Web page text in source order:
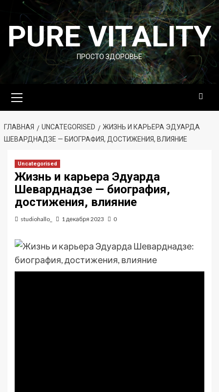
Перейти
содержимому
PURE VITALITY
ПРОСТО ЗДОРОВЬЕ
меню
ГЛАВНАЯ UNCATEGORISED
ЖИЗНЬ И КАРЬЕРА ЭДУАРДА
ШЕВАРДНАДЗЕ — БИОГРАФИЯ, ДОСТИЖЕНИЯ, ВЛИЯНИЕ
Uncategorised
Жизнь и карьера Эдуарда
Шеварднадзе — биография,
достижения, влияние
studiohallo_ 1 декабря 2023 0